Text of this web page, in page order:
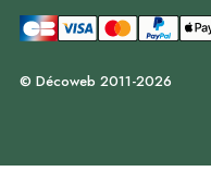
© Décoweb 2011-2026